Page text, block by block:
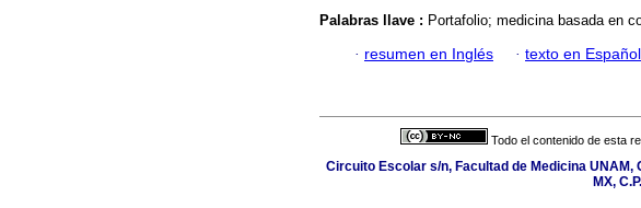
Palabras llave : Portafolio; medicina basada en
· resumen en Inglés · texto en Español
Todo el contenido de esta
Circuito Escolar s/n, Facultad de Medicina
MX,